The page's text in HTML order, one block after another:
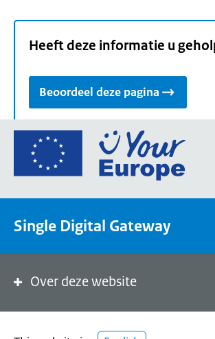
Heeft deze informatie u
Beoordeel deze pagina
Ga
de
een
de
Single Digital Gateway
Over deze website